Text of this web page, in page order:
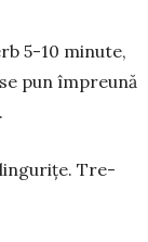
5-10 minu­te,
pun îm­pre­ună
lingurițe. Tre­